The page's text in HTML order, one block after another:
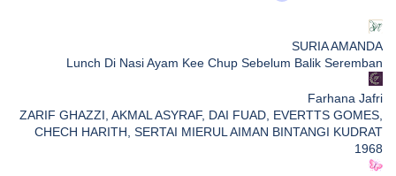
SURIA AMANDA
Lunch Di Nasi Ayam Kee Chup Sebelum Balik Seremban
Farhana Jafri
ZARIF GHAZZI, AKMAL ASYRAF, DAI FUAD, EVERTTS GOMES,
CHECH HARITH, SERTAI MIERUL AIMAN BINTANGI KUDRAT
1968